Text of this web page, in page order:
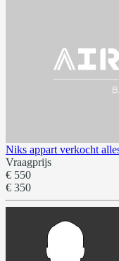
Niks appart verkocht
Vraagprijs
€ 550
€ 350